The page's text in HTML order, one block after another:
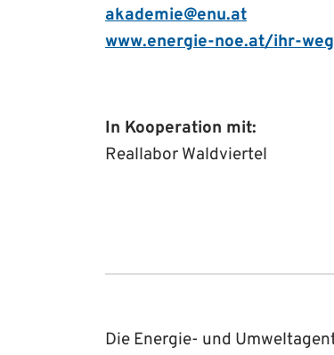
akademie@enu.at
www.energie-noe.at/ihr-
In Kooperation mit:
Reallabor Waldviertel
Die Energie- und